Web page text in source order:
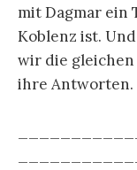
mit Dagmar ein
Koblenz ist.
wir die gleichen
ihre Antworten.